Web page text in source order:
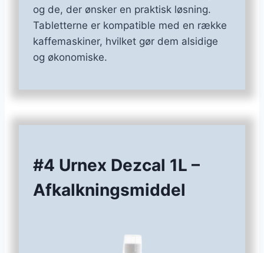
og de, der ønsker en praktisk løsning.
Tabletterne er kompatible med en række
kaffemaskiner, hvilket gør dem alsidige
og økonomiske.
#4 Urnex Dezcal 1L –
Afkalkningsmiddel